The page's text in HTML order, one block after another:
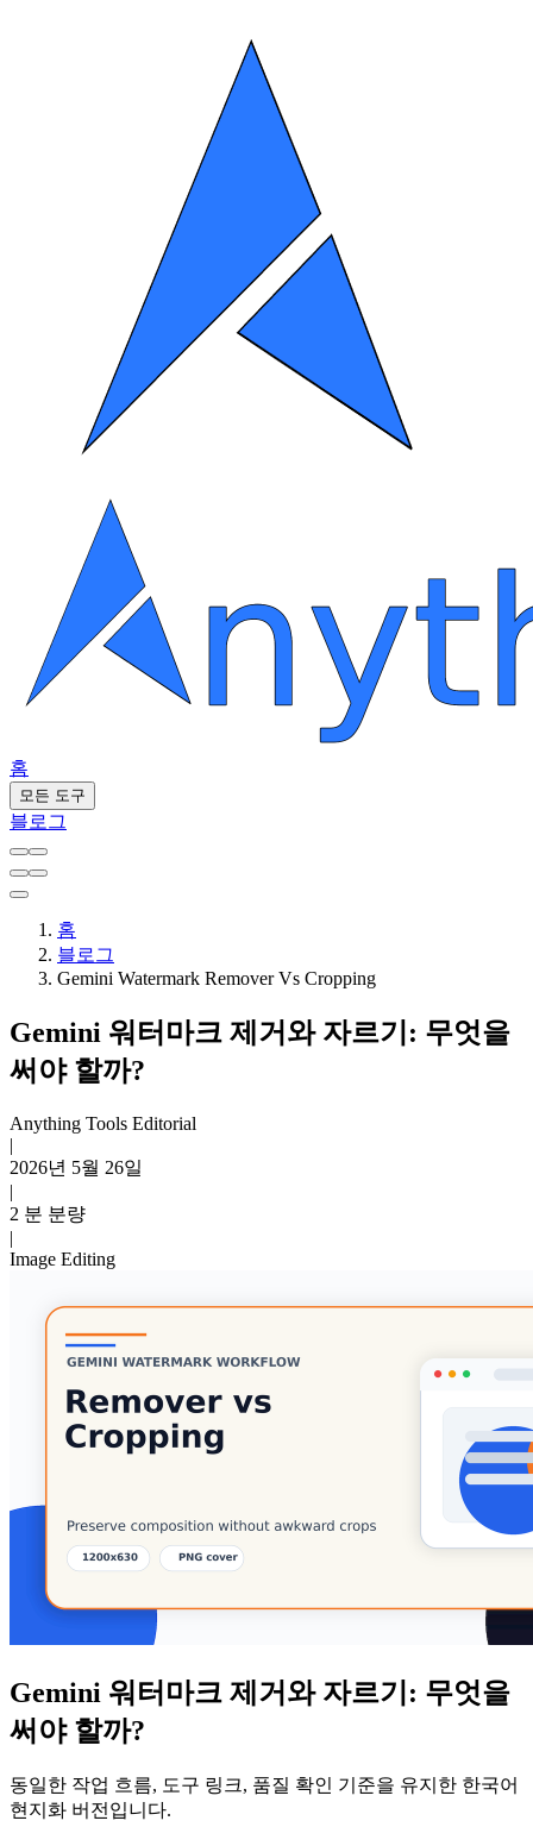
홈
모든 도구
블로그
홈
블로그
Gemini Watermark Remover Vs Cropping
Gemini 워터마크 제거와 자르기: 무엇을
써야 할까?
Anything Tools Editorial
|
2026년 5월 26일
|
2 분 분량
|
Image Editing
Gemini 워터마크 제거와 자르기: 무엇을
써야 할까?
동일한 작업 흐름, 도구 링크, 품질 확인 기준을 유지한 한국어
현지화 버전입니다.